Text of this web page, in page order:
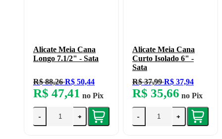
Alicate Meia Cana
Longo 7.1/2" - Sata
R$ 88,26R$ 50,44
R$ 47,41 no Pix
- +
Alicate Meia Cana
Curto Isolado 6" -
Sata
R$ 37,99R$ 37,94
R$ 35,66 no Pix
- +